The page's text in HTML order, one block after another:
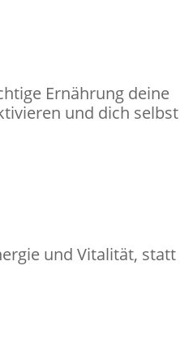
Ernährung deine
und dich selbst
und Vitalität, statt